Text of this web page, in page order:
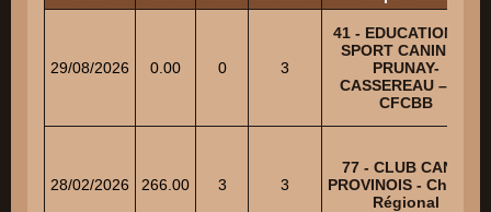
29/08/2026 0.00 0 3
41 - EDUCATION ET
SPORT CANIN DE
PRUNAY-
CASSEREAU – NE
CFCBB
28/02/2026 266.00 3 3
77 - CLUB CANIN
PROVINOIS - Champ.
Régional